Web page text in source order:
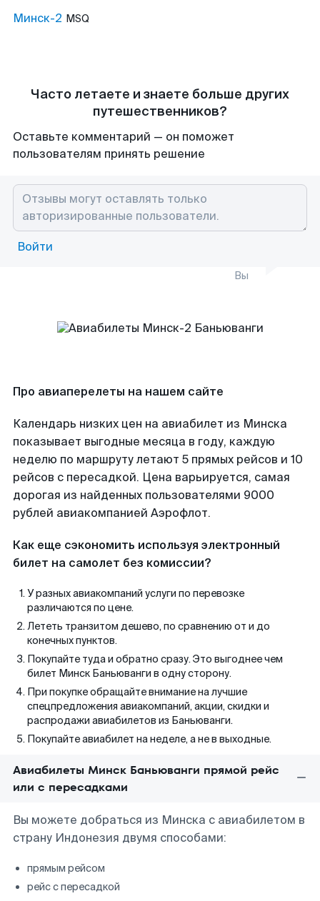
Минск-2 MSQ
Часто летаете и знаете больше других
путешественников?
Оставьте комментарий — он поможет
пользователям принять решение
Войти
Вы
Про авиаперелеты на нашем сайте
Календарь низких цен на авиабилет из Минска
показывает выгодные месяца в году, каждую
неделю по маршруту летают 5 прямых рейсов и 10
рейсов с пересадкой. Цена варьируется, самая
дорогая из найденных пользователями 9000
рублей авиакомпанией Аэрофлот.
Как еще сэкономить используя электронный
билет на самолет без комиссии?
У разных авиакомпаний услуги по перевозке
различаются по цене.
Лететь транзитом дешево, по сравнению от и до
конечных пунктов.
Покупайте туда и обратно сразу. Это выгоднее чем
билет Минск Баньюванги в одну сторону.
При покупке обращайте внимание на лучшие
спецпредложения авиакомпаний, акции, скидки и
распродажи авиабилетов из Баньюванги.
Покупайте авиабилет на неделе, а не в выходные.
Авиабилеты Минск Баньюванги прямой рейс
или с пересадками
Вы можете добраться из Минска с авиабилетом в
страну Индонезия двумя способами:
прямым рейсом
рейс с пересадкой